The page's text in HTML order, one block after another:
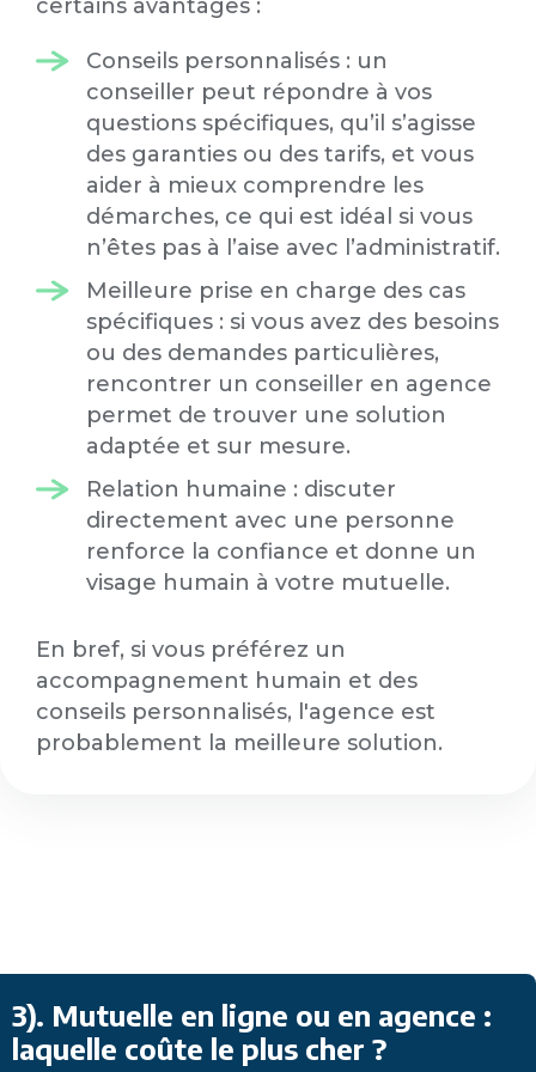
certains avantages :
Conseils personnalisés : un
conseiller peut répondre à vos
questions spécifiques, qu’il s’agisse
des garanties ou des tarifs, et vous
aider à mieux comprendre les
démarches, ce qui est idéal si vous
n’êtes pas à l’aise avec l’administratif.
Meilleure prise en charge des cas
spécifiques : si vous avez des besoins
ou des demandes particulières,
rencontrer un conseiller en agence
permet de trouver une solution
adaptée et sur mesure.
Relation humaine : discuter
directement avec une personne
renforce la confiance et donne un
visage humain à votre mutuelle.
En bref, si vous préférez un
accompagnement humain et des
conseils personnalisés, l'agence est
probablement la meilleure solution.
3). Mutuelle en ligne ou en agence :
laquelle coûte le plus cher ?